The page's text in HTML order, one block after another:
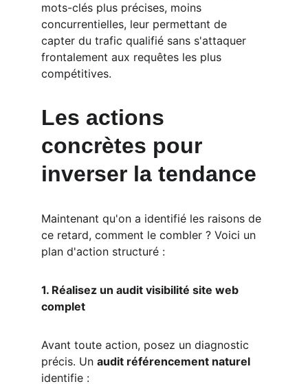
mots-clés plus précises, moins
concurrentielles, leur permettant de
capter du trafic qualifié sans s'attaquer
frontalement aux requêtes les plus
compétitives.
Les actions
concrètes pour
inverser la tendance
Maintenant qu'on a identifié les raisons de
ce retard, comment le combler ? Voici un
plan d'action structuré :
1. Réalisez un audit visibilité site web
complet
Avant toute action, posez un diagnostic
précis. Un audit référencement naturel
identifie :